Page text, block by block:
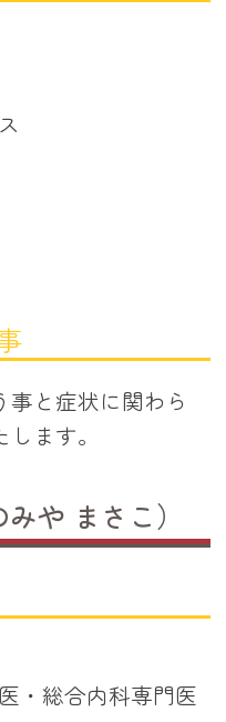
と症状に関わら
ます。
や まさこ）
・総合内科専門医